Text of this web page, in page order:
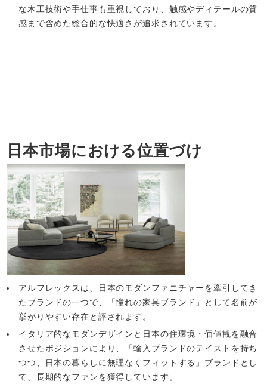
な木工技術や手仕事も重視しており、触感やディテールの質
感まで含めた総合的な快適さが追求されています。
日本市場における位置づけ
アルフレックスは、日本のモダンファニチャーを牽引してき
たブランドの一つで、「憧れの家具ブランド」として名前が
挙がりやすい存在と評されます。
イタリア的なモダンデザインと日本の住環境・価値観を融合
させたポジションにより、「輸入ブランドのテイストを持ち
つつ、日本の暮らしに無理なくフィットする」ブランドとし
て、長期的なファンを獲得しています。